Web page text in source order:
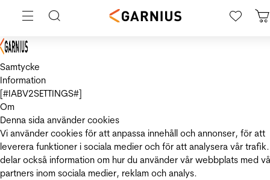
Samtycke
Information
[#IABV2SETTINGS#]
Om
Denna sida använder cookies
Vi använder cookies för att anpassa innehåll och annonser, för att
leverera funktioner i sociala medier och för att analysera vår
delar också information om hur du använder vår webbplats med
partners inom sociala medier, reklam och analys.